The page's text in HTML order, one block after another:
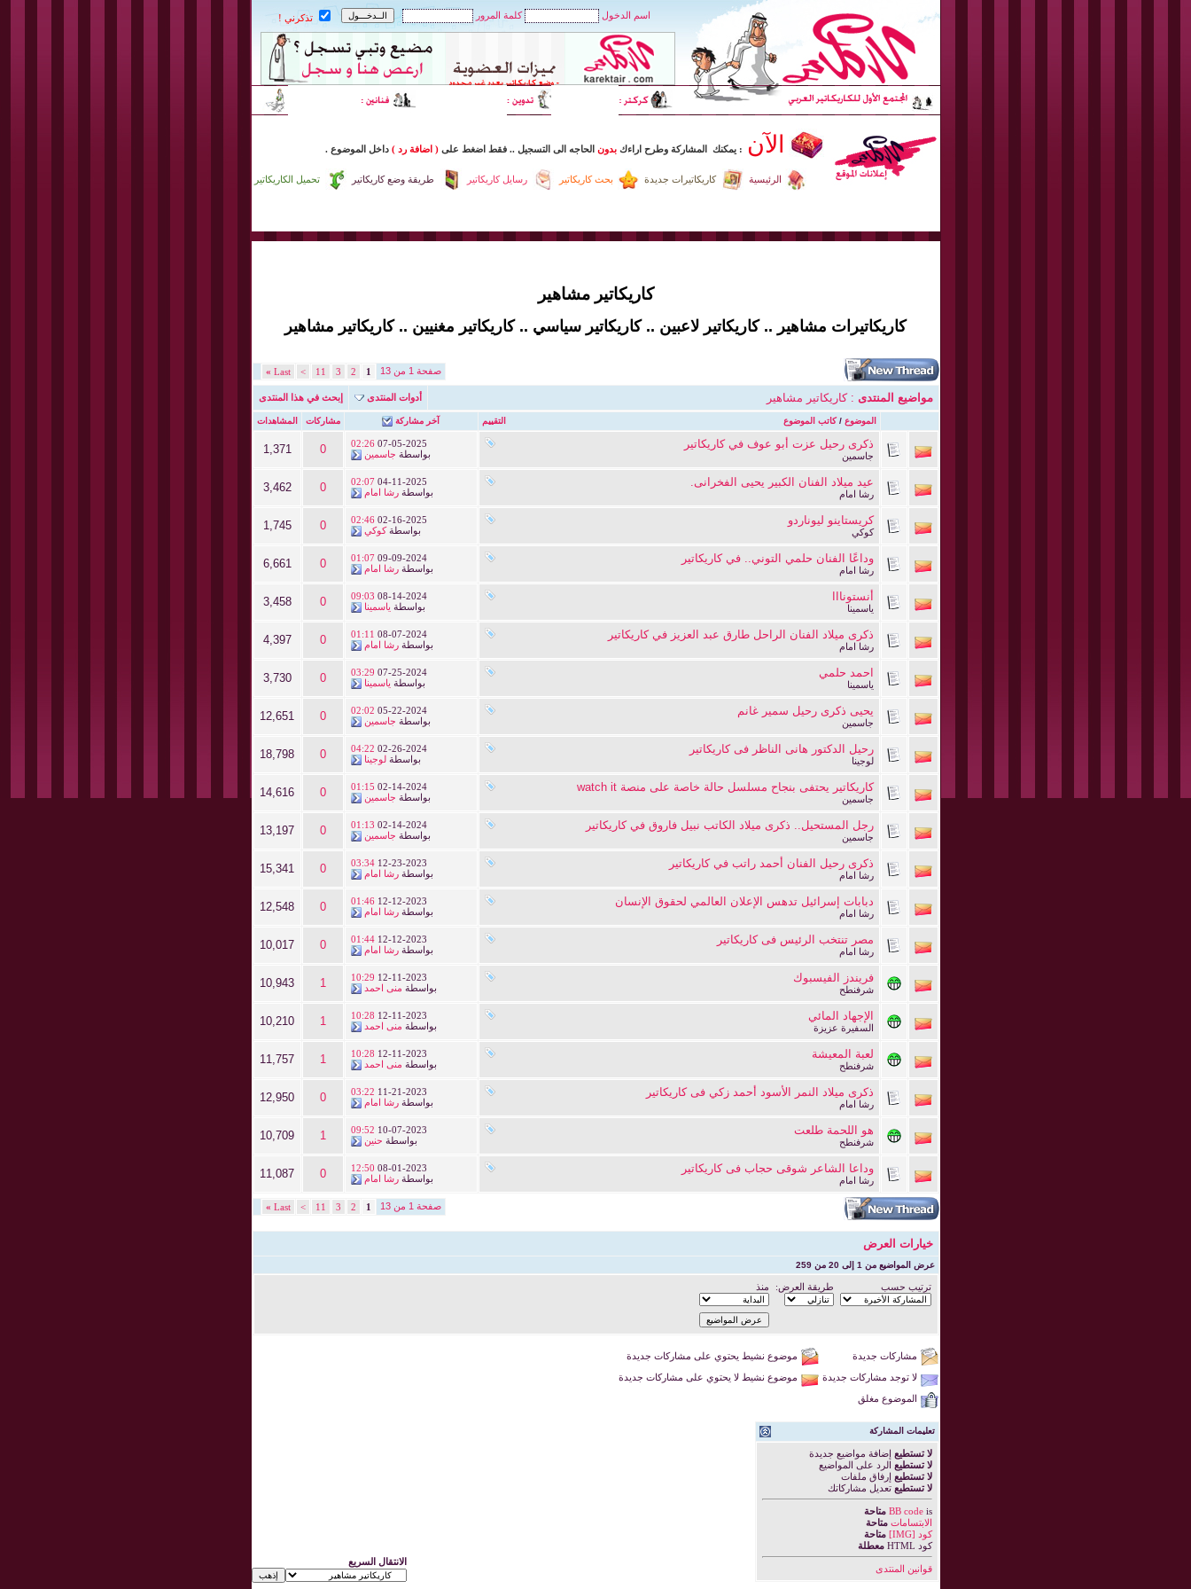
اسم الدخول كلمة المرور تذكرني !
الآن : يمكنك المشاركة وطرح اراءك بدون الحاجه الى التسجيل .. فقط اضغط على ( اضافة رد ) داخل الموضوع .
تحميل الكاريكاتير طريقة وضع كاريكاتير رسايل كاريكاتير بحث كاريكاتير كاريكاتيرات جديدة الرئيسية
كاريكاتير مشاهير
كاريكاتيرات مشاهير .. كاريكاتير لاعبين .. كاريكاتير سياسي .. كاريكاتير مغنيين .. كاريكاتير مشاهير
صفحة 1 من 13 1
2
3
11
>
Last
»
مواضيع المنتدى : كاريكاتير مشاهير أدوات المنتدى إبحث في هذا المنتدى
التقييم الموضوع /كاتب الموضوع آخر مشاركة مشاركات المشاهدات
ذكرى رحيل عزت أبو عوف في كاريكاتير
جاسمين
07-05-2025
02:26
بواسطة جاسمين 0
1,371
عيد ميلاد الفنان الكبير يحيى الفخرانى.
رشا امام
04-11-2025
02:07
بواسطةرشا امام 0
3,462
كريستاينو ليوناردو
كوكي
02-16-2025
02:46
بواسطةكوكي 0
1,745
وداعًا الفنان حلمي التوني.. في كاريكاتير
رشا امام
09-09-2024
01:07
بواسطةرشا امام 0
6,661
أنستونااا
ياسمينا
08-14-2024
09:03
بواسطة ياسمينا 0
3,458
ذكرى ميلاد الفنان الراحل طارق عبد العزيز في كاريكاتير
رشا امام
08-07-2024
01:11
بواسطةرشا امام 0
4,397
احمد حلمي
ياسمينا
07-25-2024
03:29
بواسطة ياسمينا 0
3,730
يحيى ذكرى رحيل سمير غانم
جاسمين
05-22-2024
02:02
بواسطة جاسمين 0
12,651
رحيل الدكتور هانى الناظر فى كاريكاتير
لوجينا
02-26-2024
04:22
بواسطةلوجينا 0
18,798
كاريكاتير يحتفى بنجاح مسلسل حالة خاصة على منصة watch it
جاسمين
02-14-2024
01:15
بواسطة جاسمين 0
14,616
رجل المستحيل.. ذكرى ميلاد الكاتب نبيل فاروق في كاريكاتير
جاسمين
02-14-2024
01:13
بواسطة جاسمين 0
13,197
ذكرى رحيل الفنان أحمد راتب في كاريكاتير
رشا امام
12-23-2023
03:34
بواسطةرشا امام 0
15,341
دبابات إسرائيل تدهس الإعلان العالمي لحقوق الإنسان
رشا امام
12-12-2023
01:46
بواسطةرشا امام 0
12,548
مصر تنتخب الرئيس فى كاريكاتير
رشا امام
12-12-2023
01:44
بواسطةرشا امام 0
10,017
فريندز الفيسبوك
شرفنطح
12-11-2023
10:29
بواسطة منى احمد 1
10,943
الإجهاد المائي
السفيرة عزيزة
12-11-2023
10:28
بواسطة منى احمد 1
10,210
لعبة المعيشة
شرفنطح
12-11-2023
10:28
بواسطة منى احمد 1
11,757
ذكرى ميلاد النمر الأسود أحمد زكي فى كاريكاتير
رشا امام
11-21-2023
03:22
بواسطةرشا امام 0
12,950
هو اللحمة طلعت
شرفنطح
10-07-2023
09:52
بواسطة حنين 1
10,709
وداعا الشاعر شوقى حجاب فى كاريكاتير
رشا امام
08-01-2023
12:50
بواسطةرشا امام 0
11,087
صفحة 1 من 13 1
2
3
11
>
Last
»
خيارات العرض
عرض المواضيع من 1 إلى 20 من 259
ترتيب حسب طريقة العرض: منذ
مشاركات جديدة
موضوع نشيط يحتوي على مشاركات جديدة
لا توجد مشاركات جديدة
موضوع نشيط لا يحتوي على مشاركات جديدة
الموضوع مغلق
تعليمات المشاركة
لا تستطيع إضافة مواضيع جديدة
لا تستطيع الرد على المواضيع
لا تستطيع إرفاق ملفات
لا تستطيع تعديل مشاركاتك
BB codeis
متاحة
الابتسامات متاحة
كود [IMG]
متاحة
كود HTML
معطلة
قوانين المنتدى
الانتقال السريع